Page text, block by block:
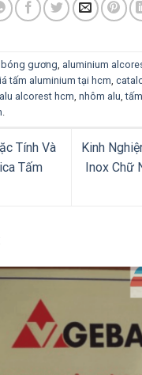
bóng gương aluminium
tấm aluminium tại hcm
alcorest hcm nhôm alu ,
Tính Và
Tấm
Kinh
Inox Chữ